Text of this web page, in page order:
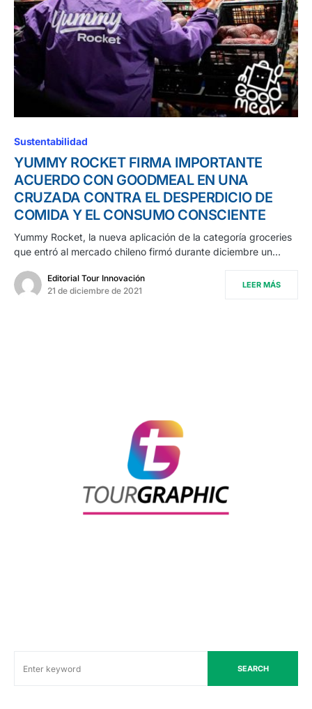
Sustentabilidad
YUMMY ROCKET FIRMA IMPORTANTE
ACUERDO CON GOODMEAL EN UNA
CRUZADA CONTRA EL DESPERDICIO DE
COMIDA Y EL CONSUMO CONSCIENTE
Yummy Rocket, la nueva aplicación de la categoría groceries
que entró al mercado chileno firmó durante diciembre un…
Editorial Tour Innovación
21 de diciembre de 2021
LEER MÁS
SEARCH